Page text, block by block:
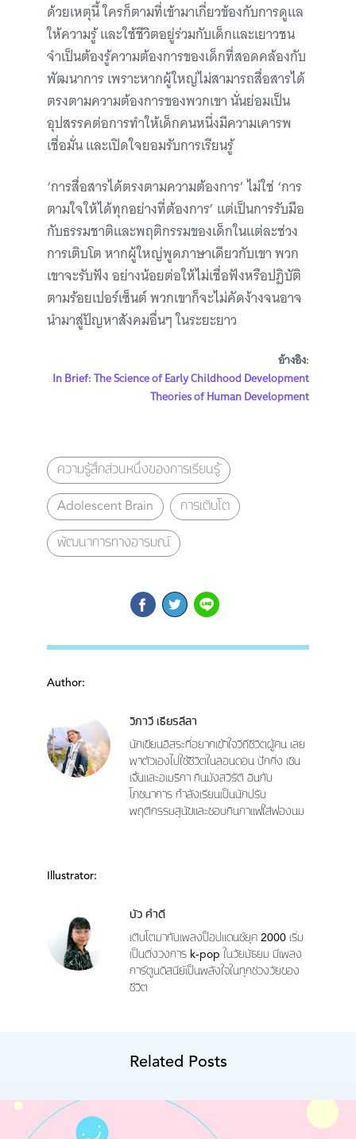
ด้วยเหตุนี้ ใครก็ตามที่เข้ามาเกี่ยวข้องกับการดูแล
ให้ความรู้ และใช้ชีวิตอยู่ร่วมกับเด็กและเยาวชน
จำเป็นต้องรู้ความต้องการของเด็กที่สอดคล้องกับ
พัฒนาการ เพราะหากผู้ใหญ่ไม่สามารถสื่อสารได้
ตรงตามความต้องการของพวกเขา นั่นย่อมเป็น
อุปสรรคต่อการทำให้เด็กคนหนึ่งมีความเคารพ
เชื่อมั่น และเปิดใจยอมรับการเรียนรู้
‘การสื่อสารได้ตรงตามความต้องการ’ ไม่ใช่ ‘การ
ตามใจให้ได้ทุกอย่างที่ต้องการ’ แต่เป็นการรับมือ
กับธรรมชาติและพฤติกรรมของเด็กในแต่ละช่วง
การเติบโต หากผู้ใหญ่พูดภาษาเดียวกับเขา พวก
เขาจะรับฟัง อย่างน้อยต่อให้ไม่เชื่อฟังหรือปฏิบัติ
ตามร้อยเปอร์เซ็นต์ พวกเขาก็จะไม่คัดง้างจนอาจ
นำมาสู่ปัญหาสังคมอื่นๆ ในระยะยาว
อ้างอิง:
In Brief: The Science of Early Childhood Development
Theories of Human Development
ความรู้สึกส่วนหนึ่งของการเรียนรู้
Adolescent Brain การเติบโต
พัฒนาการทางอารมณ์
Author:
วิภาวี เธียรลีลา
นักเขียนอิสระที่อยากเข้าใจวิถีชีวิตผู้คน เลย
พาตัวเองไปใช้ชีวิตในลอนดอน ปักกิ่ง เซิน
เจิ้นและอเมริกา กินมังสวิรัติ อินกับ
โภชนาการ กำลังเรียนเป็นนักปรับ
พฤติกรรมสุนัขและชอบกินกาแฟใส่ฟองนม
Illustrator:
บัว คำดี
เติบโตมากับเพลงป็อปแดนซ์ยุค 2000 เริ่ม
เป็นติ่งวงการ k-pop ในวัยมัธยม มีเพลง
การ์ตูนดิสนีย์เป็นพลังใจในทุกช่วงวัยของ
ชีวิต
Related Posts